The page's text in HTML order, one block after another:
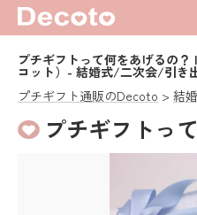
プチギフトって何をあげるの
コット）- 結婚式/二次会/引き
プチギフト通販のDecoto
結
プチギフトっ